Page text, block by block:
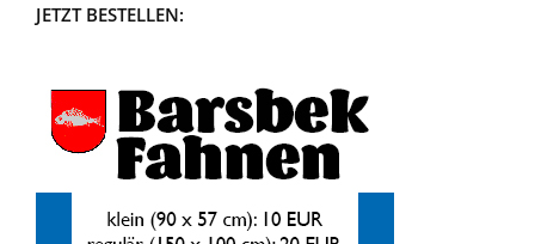
JETZT BESTELLEN: